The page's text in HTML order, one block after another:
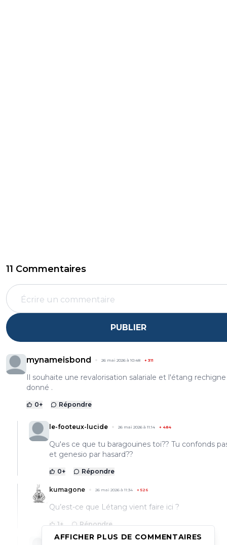
11 Commentaires
PUBLIER
mynameisbond 26 mai 2026 à 10:48 + 311
Il souhaite une revalorisation salariale et l'étang rechigne
donné .
0+ Répondre
le-footeux-lucide 26 mai 2026 à 11:14 + 484
Qu'es ce que tu baragouines toi?? Tu confonds
et genesio par hasard??
0+ Répondre
kumagone 26 mai 2026 à 11:34 +526
Qu’est-ce que Létang vient faire ici ?
1+ Répondre
AFFICHER PLUS DE COMMENTAIRES